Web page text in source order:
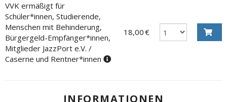
VVK ermäßigt für
Schüler*innen, Studierende,
Menschen mit Behinderung,
Bürgergeld-Empfänger*innen,
Mitglieder JazzPort e.V. /
Caserne und Rentner*innen
18,00 €
INFORMATIONEN